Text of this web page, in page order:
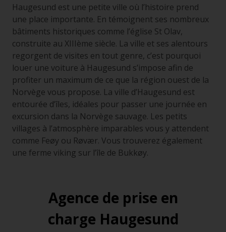
Haugesund est une petite ville où l’histoire prend
une place importante. En témoignent ses nombreux
bâtiments historiques comme l’église St Olav,
construite au XIIIème siècle. La ville et ses alentours
regorgent de visites en tout genre, c’est pourquoi
louer une voiture à Haugesund s’impose afin de
profiter un maximum de ce que la région ouest de la
Norvège vous propose. La ville d’Haugesund est
entourée d’îles, idéales pour passer une journée en
excursion dans la Norvège sauvage. Les petits
villages à l’atmosphère imparables vous y attendent
comme Feøy ou Røvær. Vous trouverez également
une ferme viking sur l’île de Bukkøy.
Agence de prise en
charge Haugesund